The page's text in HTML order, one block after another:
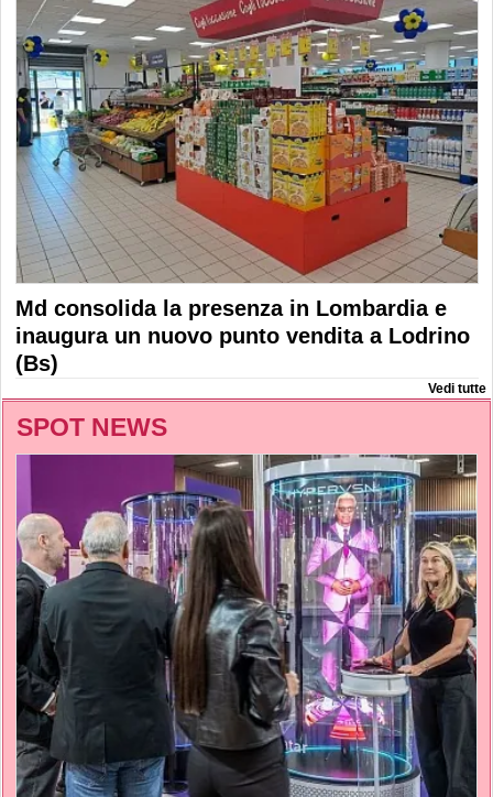
Md consolida la presenza in Lombardia e
inaugura un nuovo punto vendita a Lodrino
(Bs)
Vedi tutte
SPOT NEWS